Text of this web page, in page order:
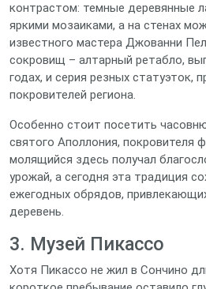
контрастом: темные деревянные
яркими мозаиками, а на стенах
известного мастера Джованни
сокровищ – алтарный ретабло,
годах, и серия резных статуэток,
покровителей региона.
Особенно стоит посетить
святого Аполлония, покровителя
молящийся здесь получал
урожай, а сегодня эта традиция
ежегодных обрядов,
деревень.
3. Музей Пикассо
Хотя Пикассо не жил в Сончино